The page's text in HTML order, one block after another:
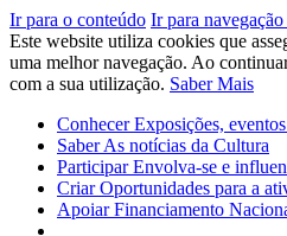
Ir para o conteúdo Ir para
Este website utiliza cookies que
uma melhor navegação. Ao
com a sua utilização. Saber Mais
ConhecerExposições,
SaberAs notícias da Cultura
ParticiparEnvolva-se e
CriarOportunidades para a
ApoiarFinanciamento